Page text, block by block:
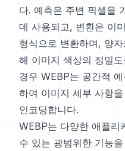
다. 예측은 주변 픽셀을
데 사용되고, 변환은 이
형식으로 변환하며, 양
해 이미지 색상의 정밀
경우 WEBP는 공간적
하여 이미지 세부 사항
인코딩합니다.
WEBP는 다양한 애플리
수 있는 광범위한 기능